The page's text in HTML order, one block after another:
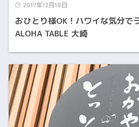
2017年12月18日
おひとり様OK！ハワイな気分で
ALOHA TABLE 大崎